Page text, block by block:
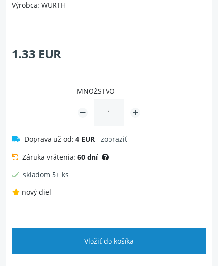
Výrobca: WURTH
1.33 EUR
MNOŽSTVO
Doprava už od: 4 EUR
zobraziť
Záruka vrátenia: 60 dní
skladom 5+ ks
nový diel
Vložiť do košíka